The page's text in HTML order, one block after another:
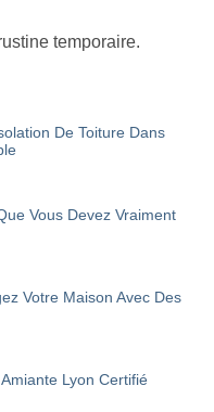
temporaire.
De Toiture Dans
Vous Devez Vraiment
Votre Maison Avec Des
Lyon Certifié